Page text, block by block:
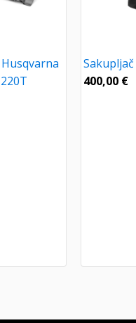
400,00 €